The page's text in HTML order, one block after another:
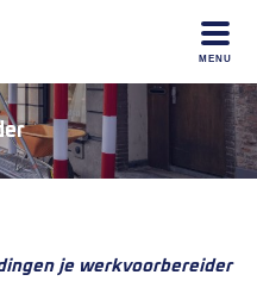
MENU
je werkvoorbereider